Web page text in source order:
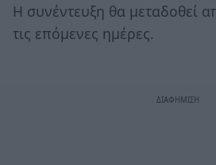
Η συνέντευξη θα μεταδοθεί
τις επόμενες ημέρες.